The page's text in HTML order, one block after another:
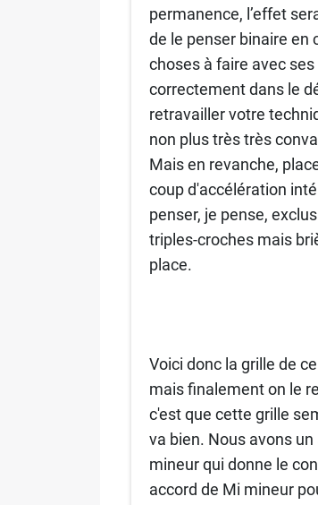
permanence, l’effet
de le penser binaire en
choses à faire avec
correctement dans le
retravailler votre
non plus très très
Mais en revanche,
coup d'accélération
penser, je pense,
triples-croches mais
place.
Voici donc la grille de
mais finalement on le
c'est que cette grille
va bien. Nous avons
mineur qui donne le
accord de Mi mineur